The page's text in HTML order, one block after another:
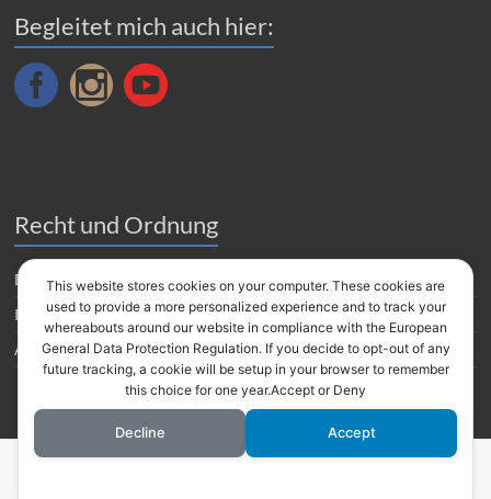
Begleitet mich auch hier:
Recht und Ordnung
Datenverarbeitung
Impressum
Amazon Partnerprogramm
Copyright © 2026HAPPY HOME HAMBURG. Alle Rechte vorbehalten. Theme
This website stores cookies on your computer. These cookies are
used to provide a more personalized experience and to track your
whereabouts around our website in compliance with the European
General Data Protection Regulation. If you decide to opt-out of any
future tracking, a cookie will be setup in your browser to remember
this choice for one year.Accept or Deny
Decline Accept